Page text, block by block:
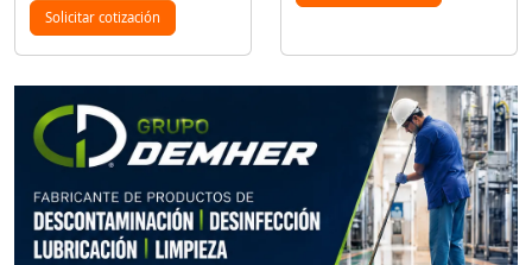
Solicitar cotización